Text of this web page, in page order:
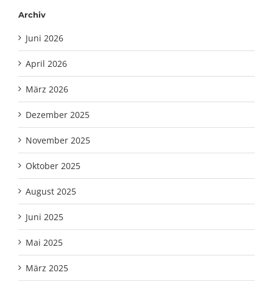
Archiv
Juni 2026
April 2026
März 2026
Dezember 2025
November 2025
Oktober 2025
August 2025
Juni 2025
Mai 2025
März 2025